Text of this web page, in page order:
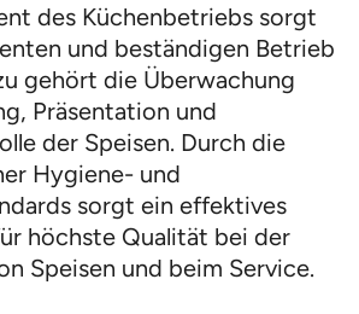
des Küchenbetriebs sorgt
und beständigen Betrieb
gehört die Überwachung
Präsentation und
der Speisen. Durch die
Hygiene- und
sorgt ein effektives
höchste Qualität bei der
Speisen und beim Service.